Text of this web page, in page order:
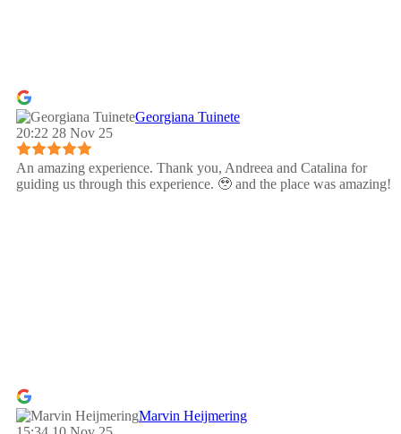
Georgiana Tuinete
20:22 28 Nov 25
An amazing experience. Thank you, Andreea and Catalina for
guiding us through this experience. 🥹 and the place was amazing!
Marvin Heijmering